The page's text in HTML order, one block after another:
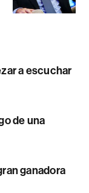
a escuchar
de una
ganadora